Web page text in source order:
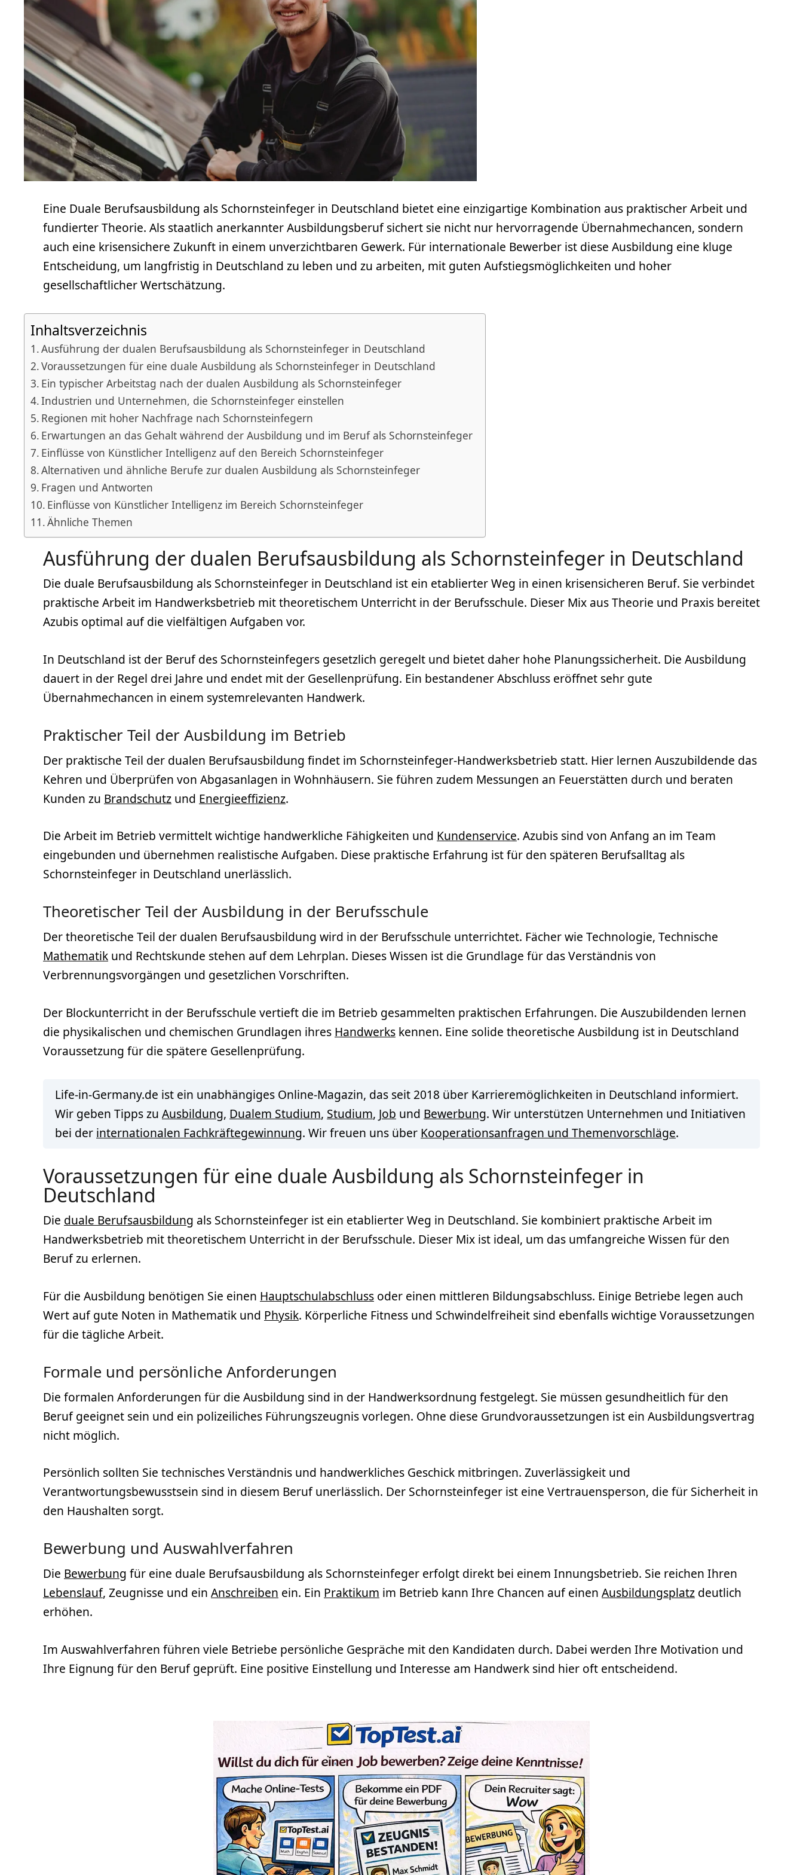
Eine Duale Berufsausbildung als Schornsteinfeger in Deutschland bietet eine einzigartige Kombination aus praktischer Arbeit und
fundierter Theorie. Als staatlich anerkannter Ausbildungsberuf sichert sie nicht nur hervorragende Übernahmechancen, sondern
auch eine krisensichere Zukunft in einem unverzichtbaren Gewerk. Für internationale Bewerber ist diese Ausbildung eine kluge
Entscheidung, um langfristig in Deutschland zu leben und zu arbeiten, mit guten Aufstiegsmöglichkeiten und hoher
gesellschaftlicher Wertschätzung.
Inhaltsverzeichnis
Ausführung der dualen Berufsausbildung als Schornsteinfeger in Deutschland
Voraussetzungen für eine duale Ausbildung als Schornsteinfeger in Deutschland
Ein typischer Arbeitstag nach der dualen Ausbildung als Schornsteinfeger
Industrien und Unternehmen, die Schornsteinfeger einstellen
Regionen mit hoher Nachfrage nach Schornsteinfegern
Erwartungen an das Gehalt während der Ausbildung und im Beruf als Schornsteinfeger
Einflüsse von Künstlicher Intelligenz auf den Bereich Schornsteinfeger
Alternativen und ähnliche Berufe zur dualen Ausbildung als Schornsteinfeger
Fragen und Antworten
Einflüsse von Künstlicher Intelligenz im Bereich Schornsteinfeger
Ähnliche Themen
Ausführung der dualen Berufsausbildung als Schornsteinfeger in Deutschland
Die duale Berufsausbildung als Schornsteinfeger in Deutschland ist ein etablierter Weg in einen krisensicheren Beruf. Sie verbindet
praktische Arbeit im Handwerksbetrieb mit theoretischem Unterricht in der Berufsschule. Dieser Mix aus Theorie und Praxis bereitet
Azubis optimal auf die vielfältigen Aufgaben vor.
In Deutschland ist der Beruf des Schornsteinfegers gesetzlich geregelt und bietet daher hohe Planungssicherheit. Die Ausbildung
dauert in der Regel drei Jahre und endet mit der Gesellenprüfung. Ein bestandener Abschluss eröffnet sehr gute
Übernahmechancen in einem systemrelevanten Handwerk.
Praktischer Teil der Ausbildung im Betrieb
Der praktische Teil der dualen Berufsausbildung findet im Schornsteinfeger-Handwerksbetrieb statt. Hier lernen Auszubildende das
Kehren und Überprüfen von Abgasanlagen in Wohnhäusern. Sie führen zudem Messungen an Feuerstätten durch und beraten
Kunden zu Brandschutz und Energieeffizienz.
Die Arbeit im Betrieb vermittelt wichtige handwerkliche Fähigkeiten und Kundenservice. Azubis sind von Anfang an im Team
eingebunden und übernehmen realistische Aufgaben. Diese praktische Erfahrung ist für den späteren Berufsalltag als
Schornsteinfeger in Deutschland unerlässlich.
Theoretischer Teil der Ausbildung in der Berufsschule
Der theoretische Teil der dualen Berufsausbildung wird in der Berufsschule unterrichtet. Fächer wie Technologie, Technische
Mathematik und Rechtskunde stehen auf dem Lehrplan. Dieses Wissen ist die Grundlage für das Verständnis von
Verbrennungsvorgängen und gesetzlichen Vorschriften.
Der Blockunterricht in der Berufsschule vertieft die im Betrieb gesammelten praktischen Erfahrungen. Die Auszubildenden lernen
die physikalischen und chemischen Grundlagen ihres Handwerks kennen. Eine solide theoretische Ausbildung ist in Deutschland
Voraussetzung für die spätere Gesellenprüfung.
Life-in-Germany.de ist ein unabhängiges Online-Magazin, das seit 2018 über Karrieremöglichkeiten in Deutschland informiert.
Wir geben Tipps zu Ausbildung, Dualem Studium, Studium, Job und Bewerbung. Wir unterstützen Unternehmen und Initiativen
bei der internationalen Fachkräftegewinnung. Wir freuen uns über Kooperationsanfragen und Themenvorschläge.
Voraussetzungen für eine duale Ausbildung als Schornsteinfeger in
Deutschland
Die duale Berufsausbildung als Schornsteinfeger ist ein etablierter Weg in Deutschland. Sie kombiniert praktische Arbeit im
Handwerksbetrieb mit theoretischem Unterricht in der Berufsschule. Dieser Mix ist ideal, um das umfangreiche Wissen für den
Beruf zu erlernen.
Für die Ausbildung benötigen Sie einen Hauptschulabschluss oder einen mittleren Bildungsabschluss. Einige Betriebe legen auch
Wert auf gute Noten in Mathematik und Physik. Körperliche Fitness und Schwindelfreiheit sind ebenfalls wichtige Voraussetzungen
für die tägliche Arbeit.
Formale und persönliche Anforderungen
Die formalen Anforderungen für die Ausbildung sind in der Handwerksordnung festgelegt. Sie müssen gesundheitlich für den
Beruf geeignet sein und ein polizeiliches Führungszeugnis vorlegen. Ohne diese Grundvoraussetzungen ist ein Ausbildungsvertrag
nicht möglich.
Persönlich sollten Sie technisches Verständnis und handwerkliches Geschick mitbringen. Zuverlässigkeit und
Verantwortungsbewusstsein sind in diesem Beruf unerlässlich. Der Schornsteinfeger ist eine Vertrauensperson, die für Sicherheit in
den Haushalten sorgt.
Bewerbung und Auswahlverfahren
Die Bewerbung für eine duale Berufsausbildung als Schornsteinfeger erfolgt direkt bei einem Innungsbetrieb. Sie reichen Ihren
Lebenslauf, Zeugnisse und ein Anschreiben ein. Ein Praktikum im Betrieb kann Ihre Chancen auf einen Ausbildungsplatz deutlich
erhöhen.
Im Auswahlverfahren führen viele Betriebe persönliche Gespräche mit den Kandidaten durch. Dabei werden Ihre Motivation und
Ihre Eignung für den Beruf geprüft. Eine positive Einstellung und Interesse am Handwerk sind hier oft entscheidend.